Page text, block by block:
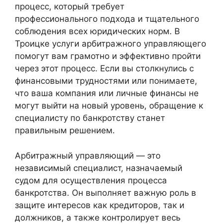
процесс, который требует
профессионального подхода и тщательного
соблюдения всех юридических норм. В
Троицке услуги арбитражного управляющего
помогут вам грамотно и эффективно пройти
через этот процесс. Если вы столкнулись с
финансовыми трудностями или понимаете,
что ваша компания или личные финансы не
могут выйти на новый уровень, обращение к
специалисту по банкротству станет
правильным решением.
Арбитражный управляющий — это
независимый специалист, назначаемый
судом для осуществления процесса
банкротства. Он выполняет важную роль в
защите интересов как кредиторов, так и
должников, а также контролирует весь